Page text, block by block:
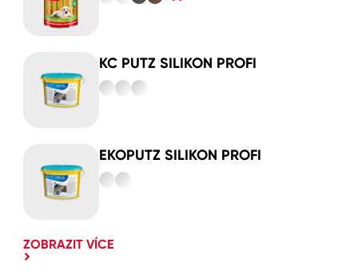
KC PUTZ SILIKON PROFI
EKOPUTZ SILIKON PROFI
ZOBRAZIT VÍCE